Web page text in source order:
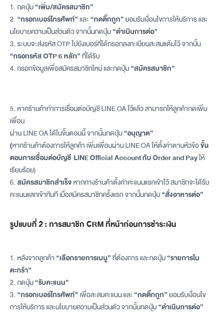
1. กดปุ่ม“เพิ่ม/สมัครสมาชิก”
2. “กรอกเบอร์โทรศัพท์”และ “กดติ๊กถูก”ยอมรับเงื่อนไขการให้บริการ และ
นโยบายความเป็นส่วนตัว จากนั้นกดปุ่ม“ดำเนินการต่อ”
3. ระบบจะส่งรหัส OTP ไปยังเบอร์ที่ได้กรอกลงทะเบียนสะสมแต้มไว้ จากนั้น
“กรอกรหัส OTP 6 หลัก”ที่ได้รับ
4.กรอกข้อมูลเพื่อสมัครสมาชิกใหม่ และกดปุ่ม“สมัครสมาชิก”
5. หากร้านค้าทำการเชื่อมต่อบัญชี LINE OA ไว้แล้ว สามารถให้ลูกค้ากดเพิ่ม
เพื่อน
ผ่าน LINE OA ได้ในขั้นตอนนี้ จากนั้นกดปุ่ม“อนุญาต”
(หากร้านค้าต้องการให้ลูกค้า เพิ่มเพื่อนผ่าน LINE OA ให้ตั้งค่าตามหัวข้อขั้น
ตอนการเชื่อมต่อบัญชี LINE Official Account กับ Order and Payให้
เรียบร้อย)
6.สมัครสมาชิกสำเร็จหากทางร้านค้าตั้งค่าคะแนนแรกเข้าไว้ สมาชิกจะได้รับ
คะแนนแลกเข้าทันที เมื่อสมัครสมาชิกครั้งแรก จากนั้นกดปุ่ม“สั่งอาหารต่อ”
รูปแบบที่ 2 : การสมาชิก CRM ที่หน้าก่อนการชำระเงิน
1. หลังจากลูกค้า “เลือกรายการเมนู”ที่ต้องการ และกดปุ่ม“รายการใน
ตะกร้า”
2. กดปุ่ม“รับคะแนน”
3. “กรอกเบอร์โทรศัพท์” เพื่อสะสมคะแนน และ “กดติ๊กถูก”ยอมรับเงื่อนไข
การให้บริการ และนโยบายความเป็นส่วนตัว จากนั้นกดปุ่ม“ดำเนินการต่อ”